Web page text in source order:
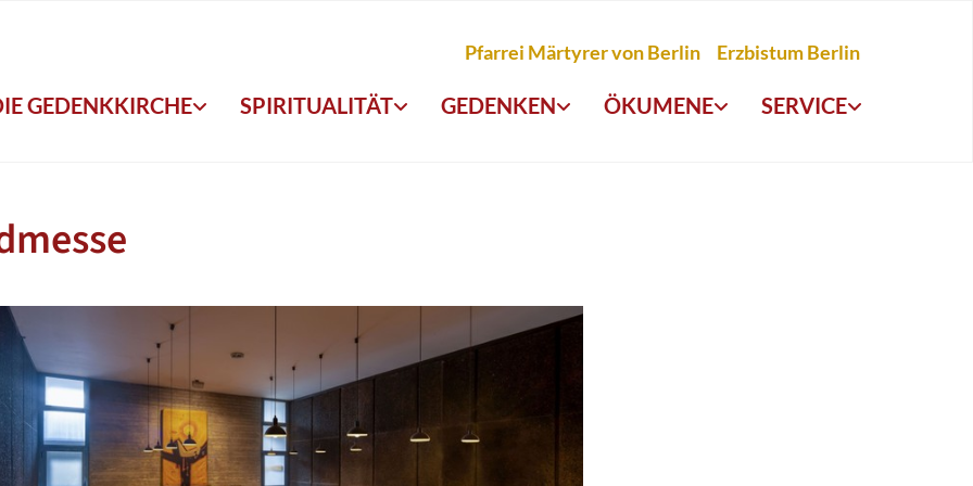
Pfarrei Märtyrer von Berlin Erzbistum Berlin
GEDENKKIRCHE SPIRITUALITÄT GEDENKEN ÖKUMENE SERVICE